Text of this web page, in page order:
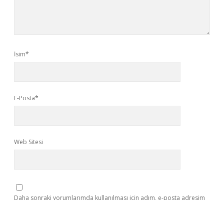
İsim*
E-Posta*
Web Sitesi
Daha sonraki yorumlarımda kullanılması için adım, e-posta adresim